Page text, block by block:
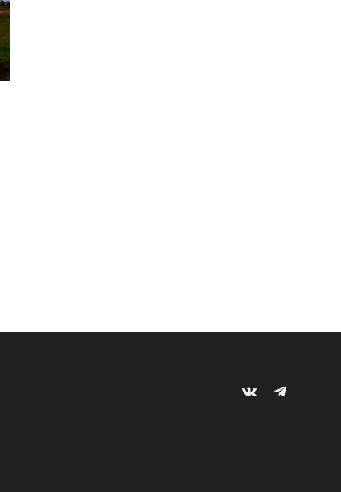
VKontakteTelegram